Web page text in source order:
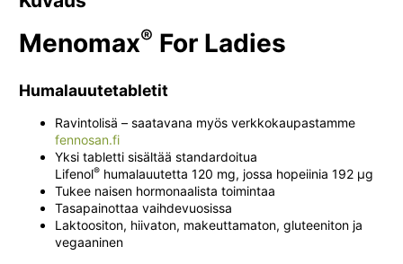
Menomax® For Ladies
Humalauutetabletit
Ravintolisä – saatavana myös verkkokaupastamme
fennosan.fi
Yksi tabletti sisältää standardoitua
Lifenol® humalauutetta 120 mg, jossa hopeiinia 192 μg
Tukee naisen hormonaalista toimintaa
Tasapainottaa vaihdevuosissa
Laktoositon, hiivaton, makeuttamaton, gluteeniton ja
vegaaninen